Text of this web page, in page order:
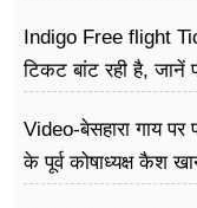
Indigo Free flight
टिकट बांट रही है, जानें
Video-बेसहारा गाय
के पूर्व कोषाध्यक्ष कैश